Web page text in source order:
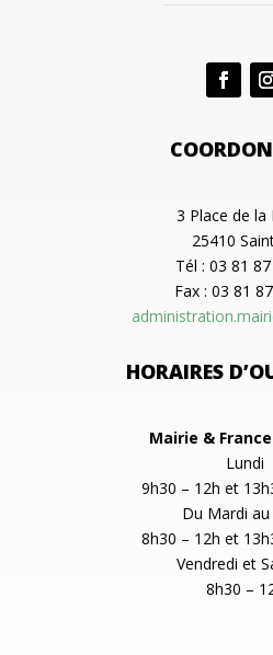
3 Place de la
25410
Tél : 03 81
Fax : 03 81
HORAIRES
Mairie &
Lundi
9h30 – 12h et
Du Mardi au
8h30 – 12h et
Vendredi et
8h30 –